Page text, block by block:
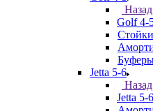
Назад
Golf 4-
Jetta 5-6
Назад
Jetta 5-6